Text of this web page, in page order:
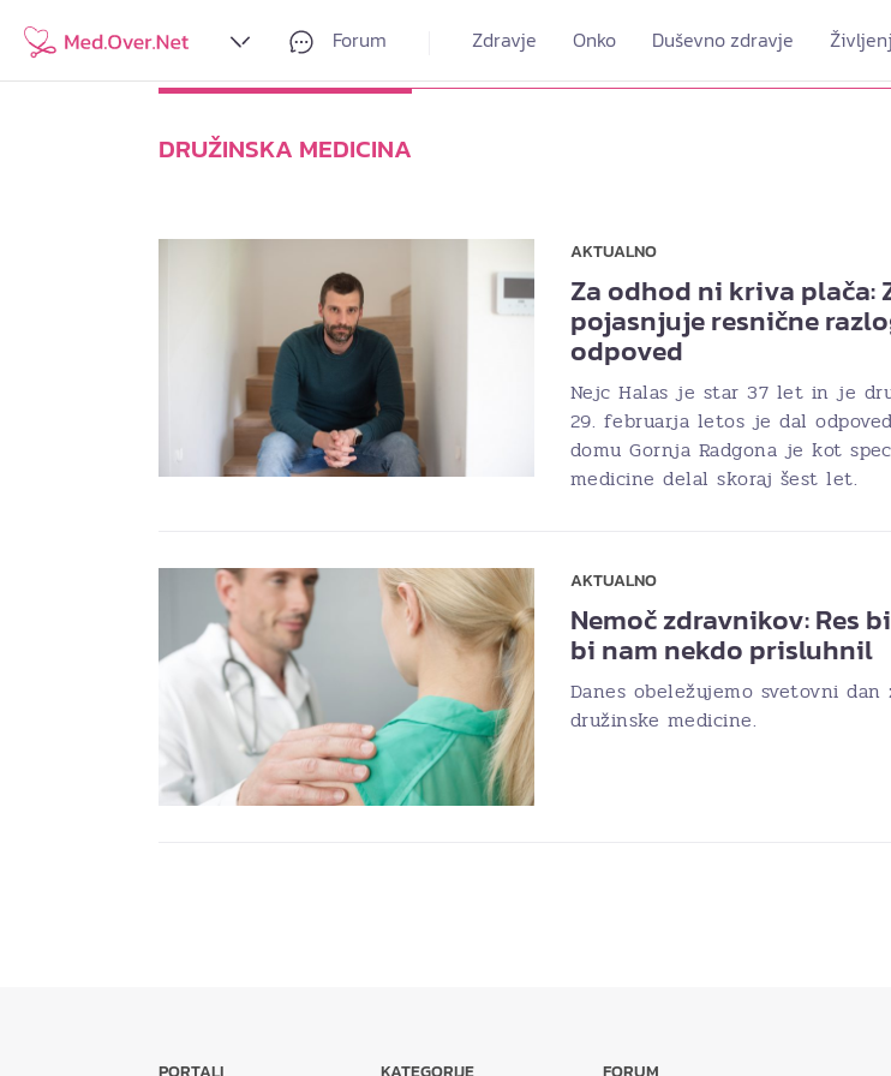
Forum Zdravje Onko Duševno zdravje
DRUŽINSKA MEDICINA
AKTUALNO
Za odhod ni kriva plača:
pojasnjuje resnične
odpoved
Nejc Halas je star 37 let in je
29. februarja letos je dal
domu Gornja Radgona je kot
medicine delal skoraj šest let.
AKTUALNO
Nemoč zdravnikov: Res
bi nam nekdo prisluhnil
Danes obeležujemo svetovni dan
družinske medicine.